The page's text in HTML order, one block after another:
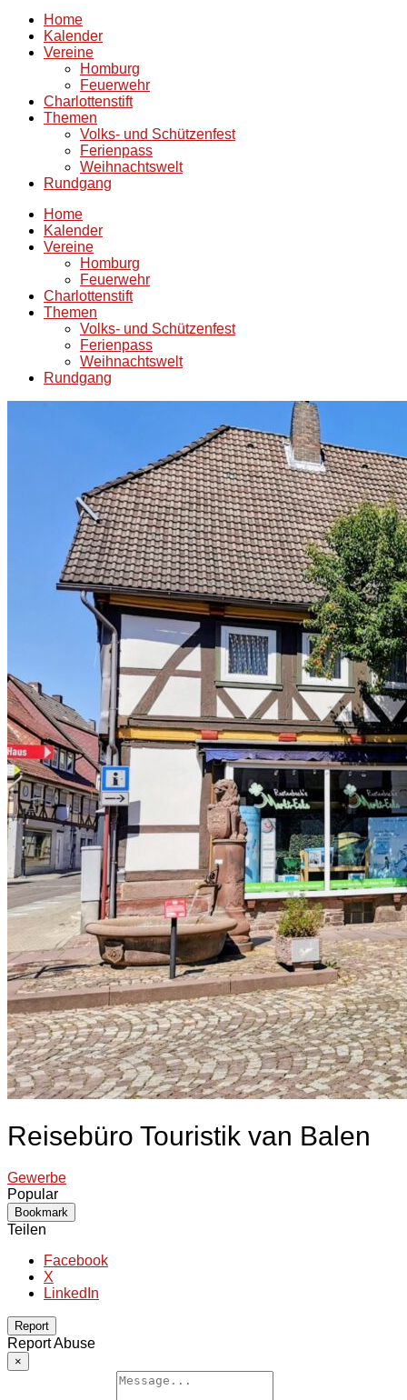
Home
Kalender
Vereine
Homburg
Feuerwehr
Charlottenstift
Themen
Volks- und Schützenfest
Ferienpass
Weihnachtswelt
Rundgang
Home
Kalender
Vereine
Homburg
Feuerwehr
Charlottenstift
Themen
Volks- und Schützenfest
Ferienpass
Weihnachtswelt
Rundgang
Reisebüro Touristik van Balen
Gewerbe
Popular
Bookmark
Teilen
Facebook
X
LinkedIn
Report
Report Abuse
×